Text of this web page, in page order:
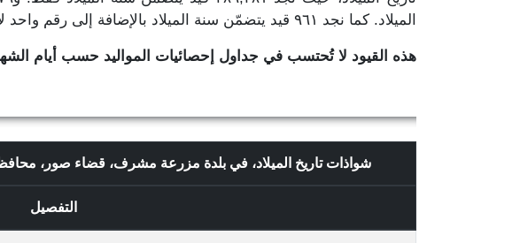
الميلاد. كما نجد ٩٦١ قيد يتضمّن سنة الميلاد بالإضافة إلى رقم واحد لا يدلّ على ما إذا كان لشهر او يوم الميلاد.
هذه القيود لا تُحتسب في جداول إحصائيات المواليد حسب أيام
شواذات تاريخ الميلاد، في بلدة مزرعة مشرف، قضاء صور،
التفصيل